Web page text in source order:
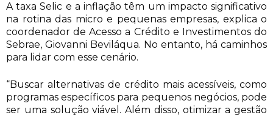
A taxa Selic e a inflação têm um impacto significativo
na rotina das micro e pequenas empresas, explica o
coordenador de Acesso a Crédito e Investimentos do
Sebrae, Giovanni Beviláqua. No entanto, há caminhos
para lidar com esse cenário.
“Buscar alternativas de crédito mais acessíveis, como
programas específicos para pequenos negócios, pode
ser uma solução viável. Além disso, otimizar a gestão